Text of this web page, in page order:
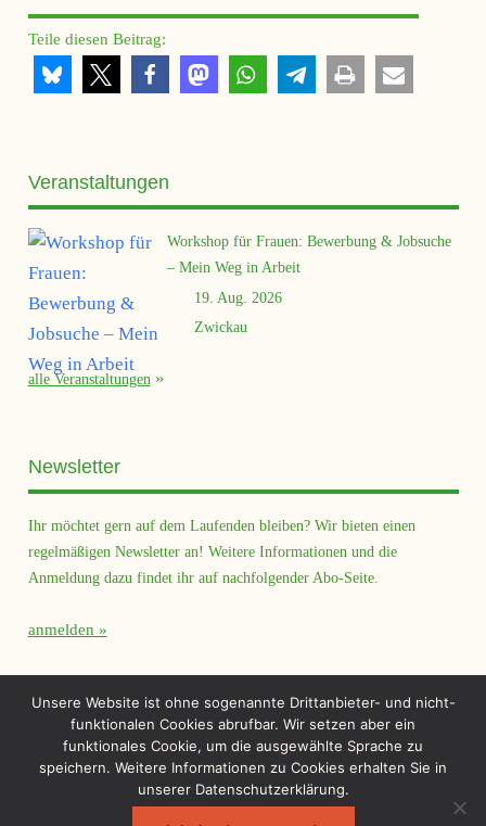
Teile diesen Beitrag:
Veranstaltungen
Workshop für Frauen: Bewerbung & Jobsuche
– Mein Weg in Arbeit
19. Aug. 2026
Zwickau
alle Veranstaltungen
Newsletter
Ihr möchtet gern auf dem Laufenden bleiben? Wir bieten einen
regelmäßigen Newsletter an! Weitere Informationen und die
Anmeldung dazu findet ihr auf nachfolgender Abo-Seite.
anmelden
Unsere Website ist ohne sogenannte Drittanbieter- und nicht-
funktionalen Cookies abrufbar. Wir setzen aber ein
funktionales Cookie, um die ausgewählte Sprache zu
speichern. Weitere Informationen zu Cookies erhalten Sie in
unserer Datenschutzerklärung.